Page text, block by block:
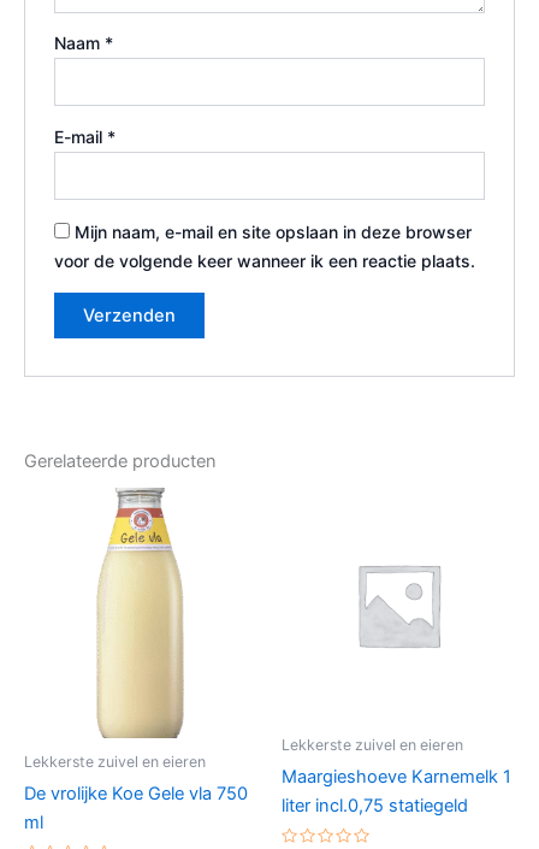
Naam *
E-mail *
Mijn naam, e-mail en site opslaan in deze browser
voor de volgende keer wanneer ik een reactie plaats.
Gerelateerde producten
Lekkerste zuivel en eieren
De vrolijke Koe Gele vla 750
ml
Lekkerste zuivel en eieren
Maargieshoeve Karnemelk 1
liter incl.0,75 statiegeld